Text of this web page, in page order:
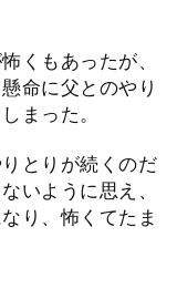
くもあったが、
命に父とのやり
まった。
とりが続くのだ
いように思え、
り、怖くてたま